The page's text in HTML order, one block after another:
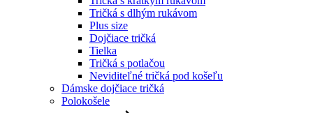
Tričká s dlhým rukávom
Plus size
Dojčiace tričká
Tielka
Tričká s potlačou
Neviditeľné tričká pod košeľu
Dámske dojčiace tričká
Polokošele